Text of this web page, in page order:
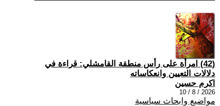
(42) امرأة على رأس منطقة القامشلي: قراءة في
دلالات التعيين وانعكاساته
اكرم حسين
2026 / 8 / 10
مواضيع وابحاث سياسية